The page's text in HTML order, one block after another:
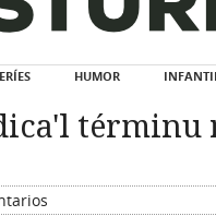
HUMOR
términu